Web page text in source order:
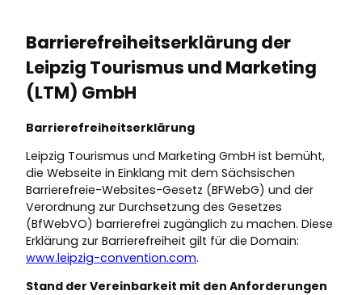
Barrierefreiheitserklärung der
Leipzig Tourismus und Marketing
(LTM) GmbH
Barrierefreiheitserklärung
Leipzig Tourismus und Marketing GmbH ist bemüht,
die Webseite in Einklang mit dem Sächsischen
Barrierefreie-Websites-Gesetz (BFWebG) und der
Verordnung zur Durchsetzung des Gesetzes
(BfWebVO) barrierefrei zugänglich zu machen. Diese
Erklärung zur Barrierefreiheit gilt für die Domain:
www.leipzig-convention.com.
Stand der Vereinbarkeit mit den Anforderungen